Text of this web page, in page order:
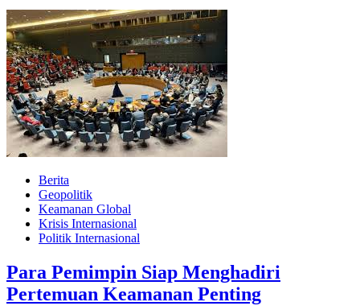
Berita
Geopolitik
Keamanan Global
Krisis Internasional
Politik Internasional
Para Pemimpin Siap Menghadiri
Pertemuan Keamanan Penting